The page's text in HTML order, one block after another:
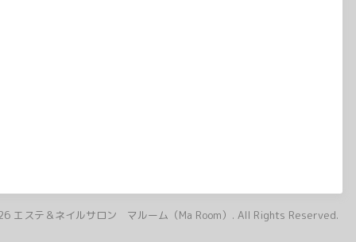
エステ＆ネイルサロン マルーム（Ma Room） . All Rights Reserved.